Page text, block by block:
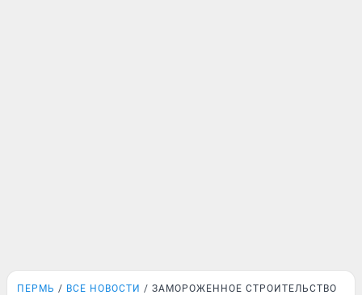
ПЕРМЬ ВСЕ НОВОСТИ ЗАМОРОЖЕННОЕ СТРОИТЕЛЬСТВО